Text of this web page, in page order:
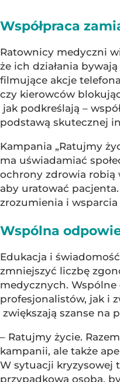
Współpraca
Ratownicy medyczni
że ich działania
filmujące akcje
czy kierowców
jak podkreślają –
podstawą skutecznej
Kampania „Ratujmy
ma uświadamiać
ochrony zdrowia robią
aby uratować
zrozumienia i
Wspólna
Edukacja i
zmniejszyć liczbę
medycznych. Wspólne
profesjonalistów, jak i
zwiększają szanse na
– Ratujmy życie.
kampanii, ale także
W sytuacji kryzysowej
przypadkowa osoba,